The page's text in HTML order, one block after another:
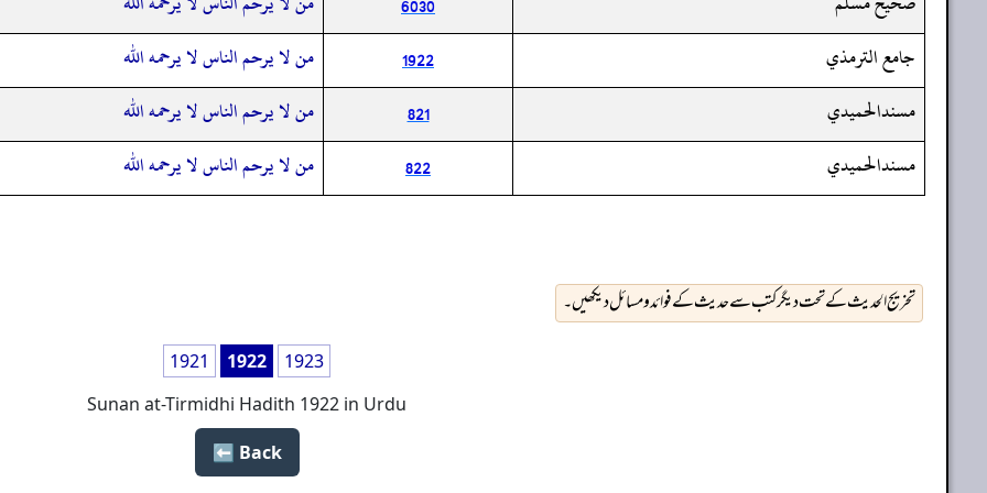
جامع الترمذي
1922
من لا يرحم الناس لا يرحمه الله
مسندالحميدي
821
من لا يرحم الناس لا يرحمه الله
مسندالحميدي
822 من لا يرحم الناس لا يرحمه الله
تخریج الحدیث کے تحت دیگر کتب سے حدیث کے فوائد و مسائل دیکھیں۔
1921 1922
1923
Sunan at-Tirmidhi Hadith 1922 in Urdu
Back ⬅️